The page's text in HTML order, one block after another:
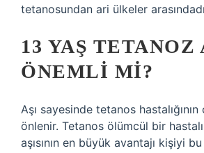
tetanosundan ari ülkeler
13 YAŞ TETANOZ
ÖNEMLI MI?
Aşı sayesinde tetanos hastalığının
önlenir. Tetanos ölümcül bir
aşısının en büyük avantajı kişiyi